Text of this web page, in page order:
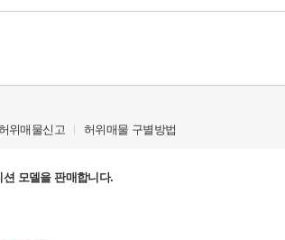
위매물신고 허위매물 구별방법
모델을 판매합니다.